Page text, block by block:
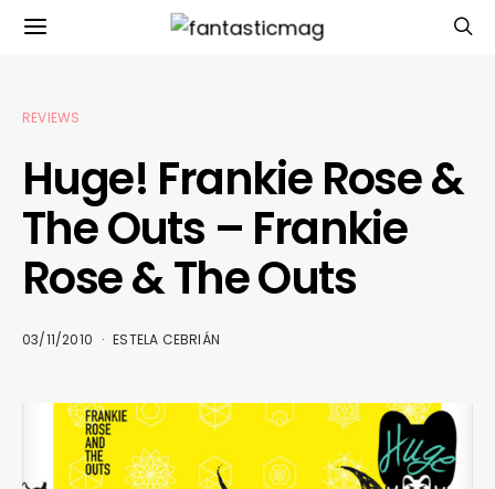
REVIEWS
Huge! Frankie Rose &
The Outs – Frankie
Rose & The Outs
03/11/2010 ESTELA CEBRIÁN